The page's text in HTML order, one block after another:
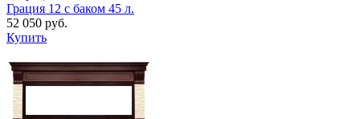
Грация 12 с баком 45 л.
52 050 руб.
Купить